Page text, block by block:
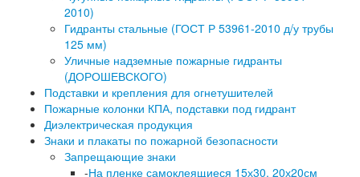
2010)
Гидранты стальные (ГОСТ Р 53961-2010 д/у трубы
125 мм)
Уличные надземные пожарные гидранты
(ДОРОШЕВСКОГО)
Подставки и крепления для огнетушителей
Пожарные колонки КПА, подставки под гидрант
Диэлектрическая продукция
Знаки и плакаты по пожарной безопасности
Запрещающие знаки
-На пленке самоклеящиеся 15х30, 20х20см